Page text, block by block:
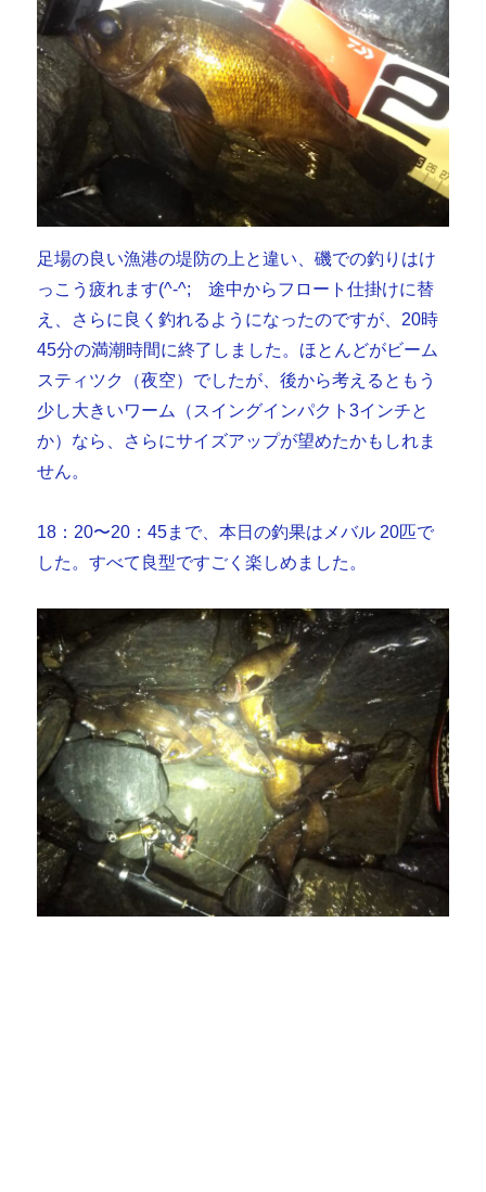
足場の良い漁港の堤防の上と違い、磯での釣りはけ
っこう疲れます(^-^; 途中からフロート仕掛けに替
え、さらに良く釣れるようになったのですが、20時
45分の満潮時間に終了しました。ほとんどがビーム
スティツク（夜空）でしたが、後から考えるともう
少し大きいワーム（スイングインパクト3インチと
か）なら、さらにサイズアップが望めたかもしれま
せん。
18：20〜20：45まで、本日の釣果はメバル 20匹で
した。すべて良型ですごく楽しめました。